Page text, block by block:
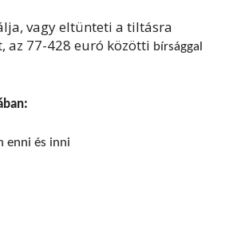
vagy eltünteti a tiltásra
az 77-428 euró közötti bírsággal
enni és inni